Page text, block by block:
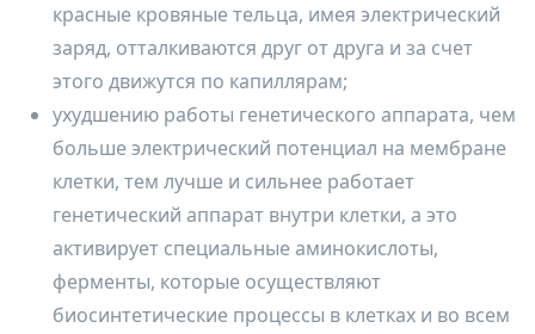
красные кровяные тельца, имея электрический
заряд, отталкиваются друг от друга и за счет
этого движутся по капиллярам;
ухудшению работы генетического аппарата, чем
больше электрический потенциал на мембране
клетки, тем лучше и сильнее работает
генетический аппарат внутри клетки, а это
активирует специальные аминокислоты,
ферменты, которые осуществляют
биосинтетические процессы в клетках и во всем